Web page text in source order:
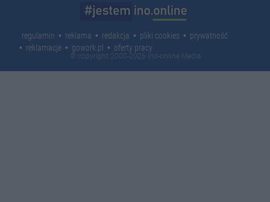
regulamin reklama redakcja pliki cookies
prywatność
reklamacje
gowork.pl oferty pracy
© copyright 2000-2026 Ino-online Media